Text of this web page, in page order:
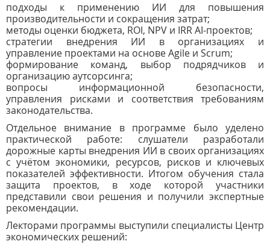
подходы к применению ИИ для повышения
производительности и сокращения затрат;
методы оценки бюджета, ROI, NPV и IRR AI-проектов;
стратегии внедрения ИИ в организациях и
управление проектами на основе Agile и Scrum;
формирование команд, выбор подрядчиков и
организацию аутсорсинга;
вопросы информационной безопасности,
управления рисками и соответствия требованиям
законодательства.
Отдельное внимание в программе было уделено
практической работе: слушатели разработали
дорожные карты внедрения ИИ в своих организациях
с учётом экономики, ресурсов, рисков и ключевых
показателей эффективности. Итогом обучения стала
защита проектов, в ходе которой участники
представили свои решения и получили экспертные
рекомендации.
Лекторами программы выступили специалисты Центр
экономических решений: